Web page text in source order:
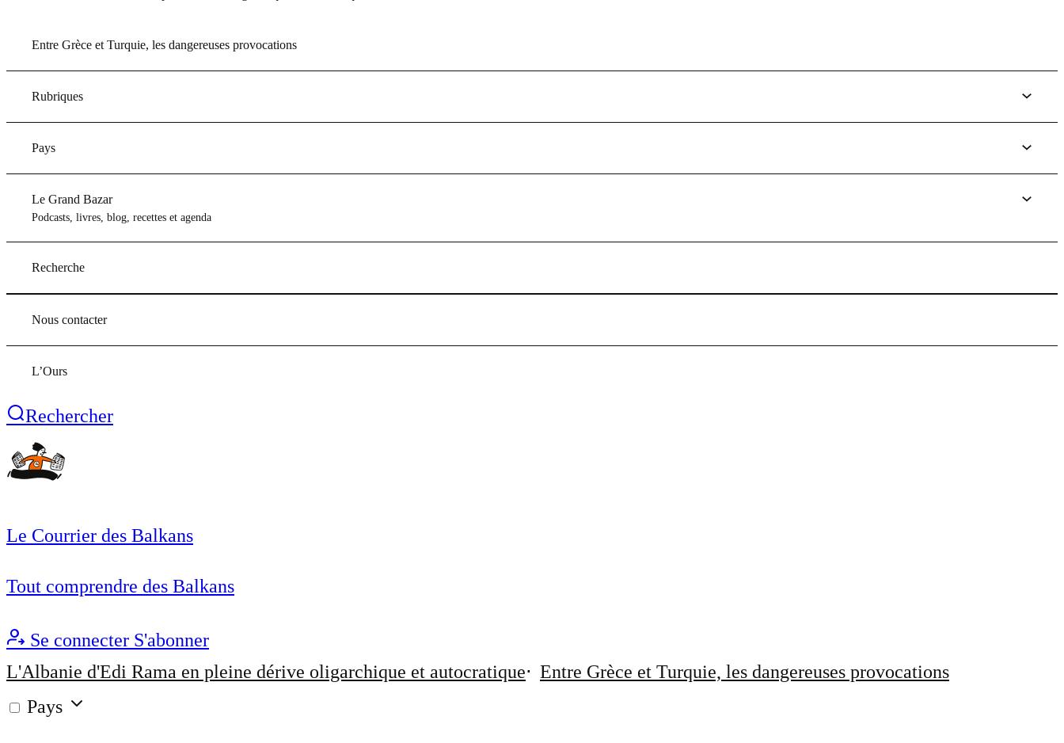
Entre Grèce et Turquie, les dangereuses provocations
Rubriques
Pays
Le Grand Bazar
Podcasts, livres, blog, recettes et agenda
Recherche
Nous contacter
L’Ours
Rechercher
Le Courrier des Balkans
Tout comprendre des Balkans
Se connecter S'abonner
L'Albanie d'Edi Rama en pleine dérive oligarchique et autocratique
Entre Grèce et Turquie, les dangereuses provocations
Pays